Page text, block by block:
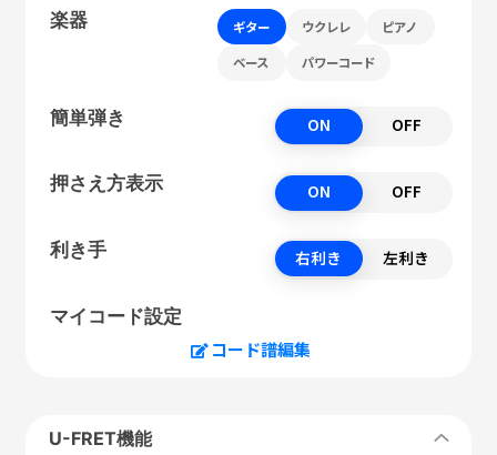
楽器 ギター ウクレレ ピアノ
ベース パワーコード
簡単弾き ON OFF
押さえ方表示 ON OFF
利き手 右利き 左利き
マイコード設定
コード譜編集
U-FRET機能